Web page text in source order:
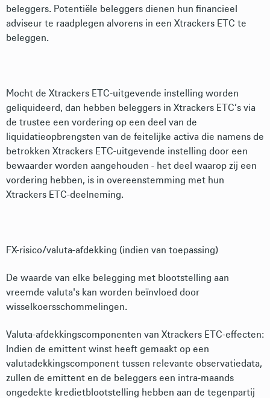
beleggers. Potentiële beleggers dienen hun financieel
adviseur te raadplegen alvorens in een Xtrackers ETC te
beleggen.
Mocht de Xtrackers ETC-uitgevende instelling worden
geliquideerd, dan hebben beleggers in Xtrackers ETC’s via
de trustee een vordering op een deel van de
liquidatieopbrengsten van de feitelijke activa die namens de
betrokken Xtrackers ETC-uitgevende instelling door een
bewaarder worden aangehouden - het deel waarop zij een
vordering hebben, is in overeenstemming met hun
Xtrackers ETC-deelneming.
FX-risico/valuta-afdekking (indien van toepassing)
De waarde van elke belegging met blootstelling aan
vreemde valuta's kan worden beïnvloed door
wisselkoersschommelingen.
Valuta-afdekkingscomponenten van Xtrackers ETC-effecten:
Indien de emittent winst heeft gemaakt op een
valutadekkingscomponent tussen relevante observatiedata,
zullen de emittent en de beleggers een intra-maands
ongedekte kredietblootstelling hebben aan de tegenpartij